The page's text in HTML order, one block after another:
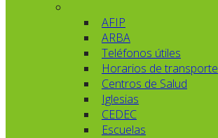
AFIP
ARBA
Teléfonos útiles
Horarios de transporte
Centros de Salud
Iglesias
CEDEC
Escuelas